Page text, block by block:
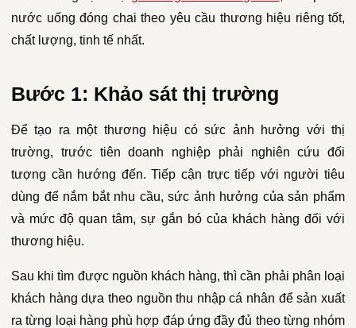
nước uống đóng chai theo yêu cầu thương hiệu riêng tốt,
chất lượng, tinh tế nhất.
Bước 1: Khảo sát thị trường
Để tạo ra một thương hiệu có sức ảnh hưởng với thị
trường, trước tiên doanh nghiệp phải nghiên cứu đối
tượng cần hướng đến. Tiếp cận trực tiếp với người tiêu
dùng để nắm bắt nhu cầu, sức ảnh hưởng của sản phẩm
và mức độ quan tâm, sự gắn bó của khách hàng đối với
thương hiệu.
Sau khi tìm được nguồn khách hàng, thì cần phải phân loại
khách hàng dựa theo nguồn thu nhập cá nhân để sản xuất
ra từng loại hàng phù hợp đáp ứng đầy đủ theo từng nhóm